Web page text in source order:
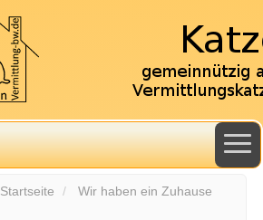
Startseite
Wir haben ein Zuhause